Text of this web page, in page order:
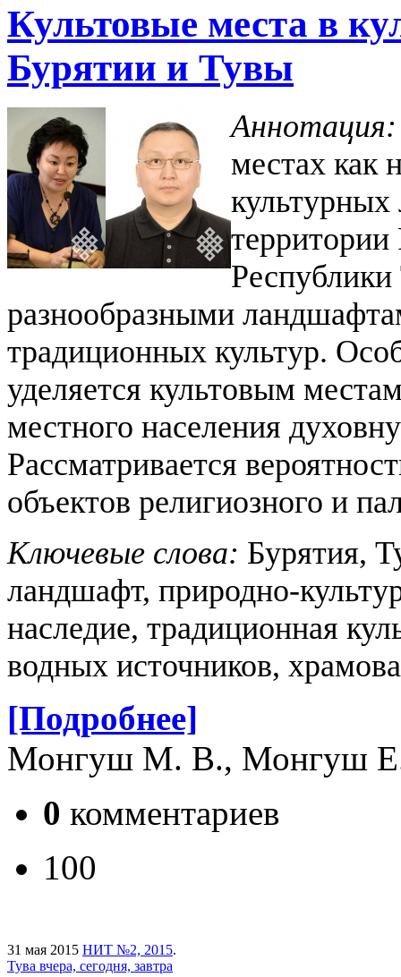
Культовые места в
Бурятии и Тувы
Аннотация:
местах как
разнообразными
традиционных культур.
уделяется культовым
местного населения
Рассматривается
объектов религиозного и
Ключевые слова: Бурятия,
ландшафт, природно-
наследие, традиционная
водных источников,
[Подробнее]
Монгуш М. В., Монгуш
0 комментариев
100
31 мая 2015 НИТ №2, 2015.
Тува вчера, сегодня, завтра